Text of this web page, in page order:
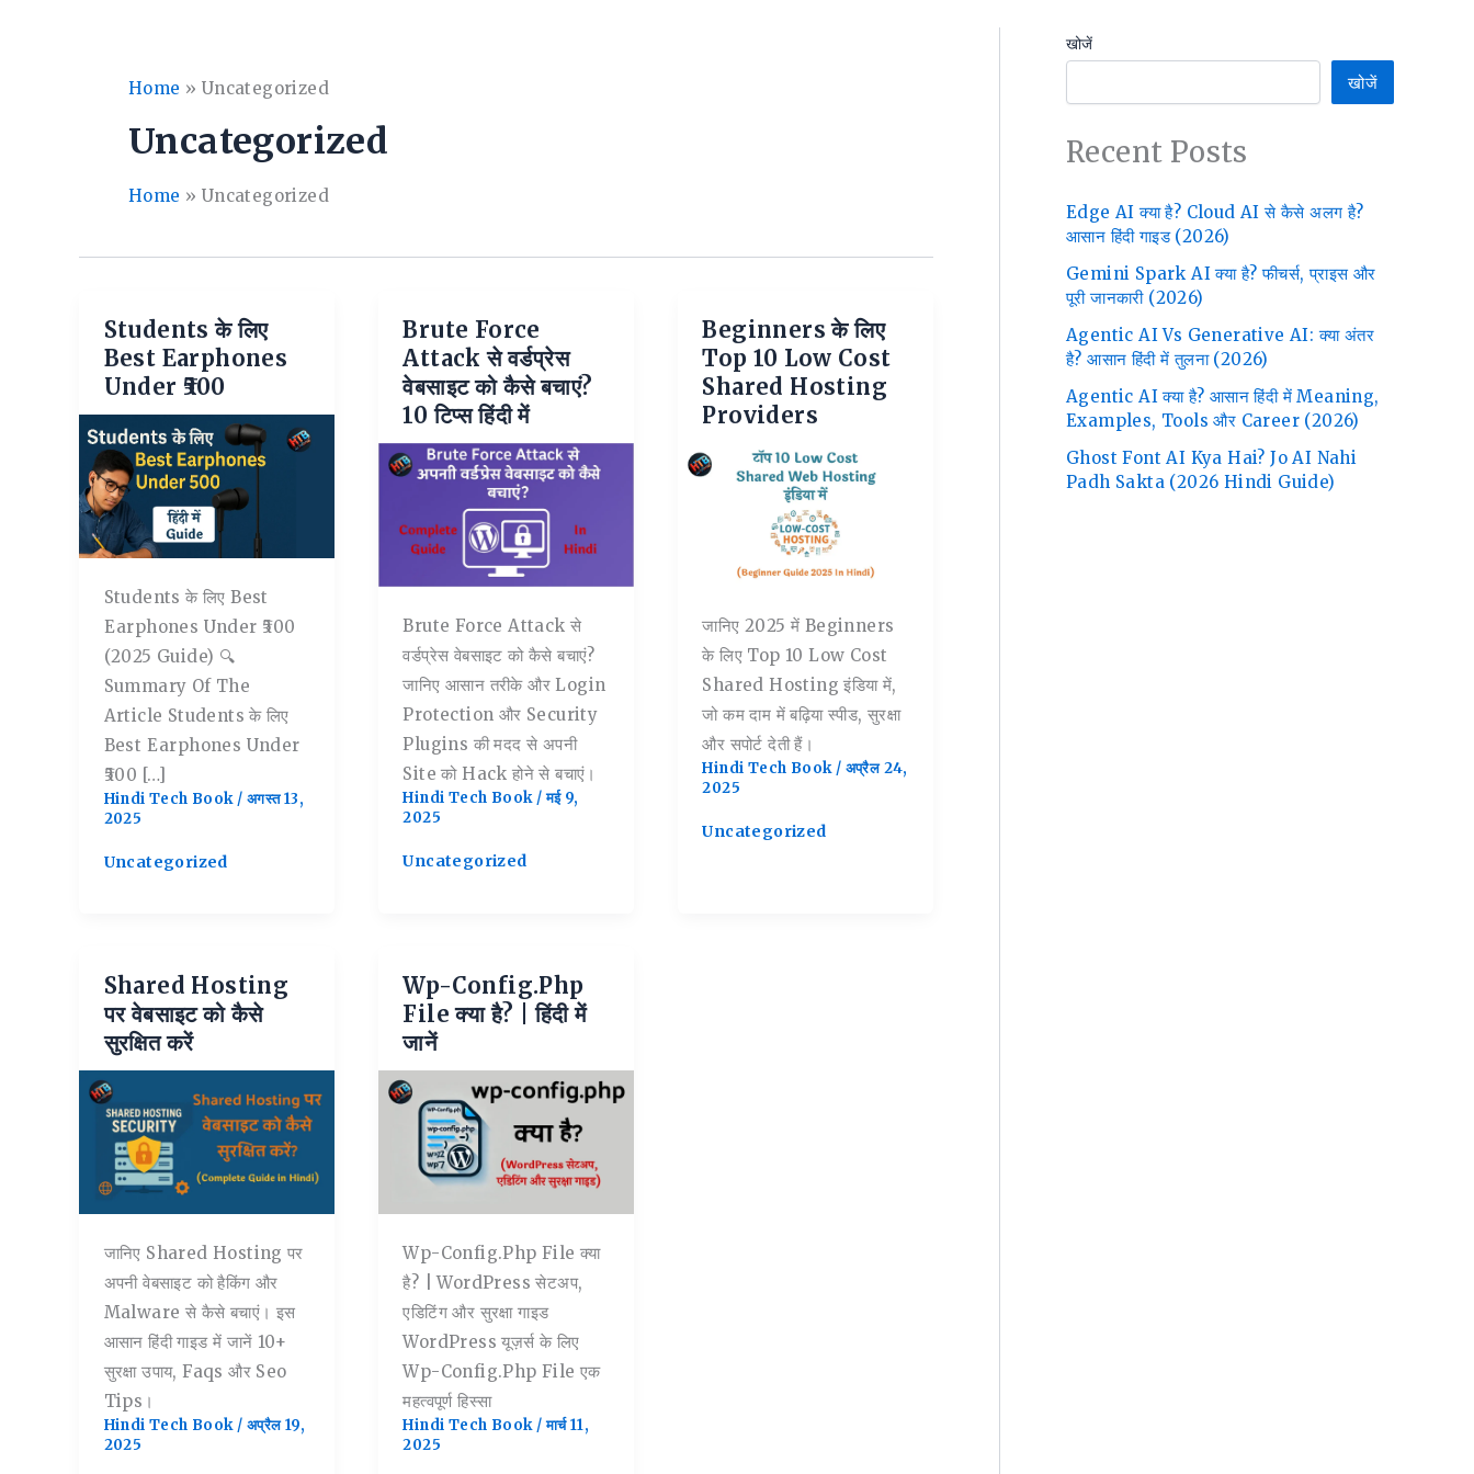
Home » Uncategorized
Uncategorized
Home » Uncategorized
Students के लिए
Best Earphones
Under ₹500
Students के लिए Best
Earphones Under ₹500
(2025 Guide) 🔍
Summary Of The
Article Students के लिए
Best Earphones Under
₹500 […]
Hindi Tech Book / अगस्त 13,
2025
Uncategorized
Brute Force
Attack से वर्डप्रेस
वेबसाइट को कैसे बचाएं?
10 टिप्स हिंदी में
Brute Force Attack से
वर्डप्रेस वेबसाइट को कैसे बचाएं?
जानिए आसान तरीके और Login
Protection और Security
Plugins की मदद से अपनी
Site को Hack होने से बचाएं।
Hindi Tech Book /मई 9,
2025
Uncategorized
Beginners के लिए
Top 10 Low Cost
Shared Hosting
Providers
जानिए 2025 में Beginners
के लिए Top 10 Low Cost
Shared Hosting इंडिया में,
जो कम दाम में बढ़िया स्पीड, सुरक्षा
और सपोर्ट देती हैं।
Hindi Tech Book / अप्रैल 24,
2025
Uncategorized
Shared Hosting
पर वेबसाइट को कैसे
सुरक्षित करें
जानिए Shared Hosting पर
अपनी वेबसाइट को हैकिंग और
Malware से कैसे बचाएं। इस
आसान हिंदी गाइड में जानें 10+
सुरक्षा उपाय, Faqs और Seo
Tips।
Hindi Tech Book / अप्रैल 19,
2025
Wp-Config.php
File क्या है? | हिंदी में
जानें
Wp-Config.php File क्या
है? | WordPress सेटअप,
एडिटिंग और सुरक्षा गाइड
WordPress यूज़र्स के लिए
Wp-Config.php File एक
महत्वपूर्ण हिस्सा
Hindi Tech Book /मार्च 11,
2025
खोजें
खोजें
Recent Posts
Edge AI क्या है? Cloud AI से कैसे अलग है?
आसान हिंदी गाइड (2026)
Gemini Spark AI क्या है? फीचर्स, प्राइस और
पूरी जानकारी (2026)
Agentic AI Vs Generative AI: क्या अंतर
है? आसान हिंदी में तुलना (2026)
Agentic AI क्या है? आसान हिंदी में Meaning,
Examples, Tools और Career (2026)
Ghost Font AI Kya Hai? Jo AI Nahi
Padh Sakta (2026 Hindi Guide)